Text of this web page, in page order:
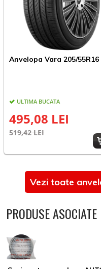
Anvelopa Vara 205/
ULTIMA BUCATA
495,08 LEI
519,42 LEI
Vezi toate
PRODUSE ASOCIATE